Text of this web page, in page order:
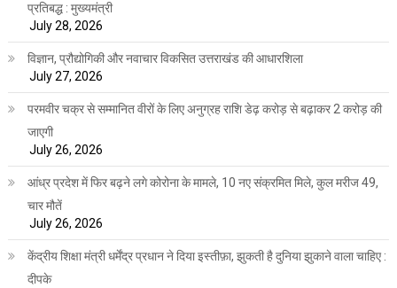
प्रतिबद्ध : मुख्यमंत्री
July 28, 2026
विज्ञान, प्रौद्योगिकी और नवाचार विकसित उत्तराखंड की आधारशिला
July 27, 2026
परमवीर चक्र से सम्मानित वीरों के लिए अनुग्रह राशि डेढ़ करोड़ से बढ़ाकर 2 करोड़ की
जाएगी
July 26, 2026
आंध्र प्रदेश में फिर बढ़ने लगे कोरोना के मामले, 10 नए संक्रमित मिले, कुल मरीज 49,
चार मौतें
July 26, 2026
केंद्रीय शिक्षा मंत्री धर्मेंद्र प्रधान ने दिया इस्तीफ़ा, झुकती है दुनिया झुकाने वाला चाहिए :
दीपके